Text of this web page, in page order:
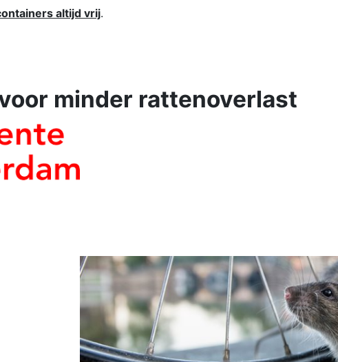
altijd vrij.
minder rattenoverlast